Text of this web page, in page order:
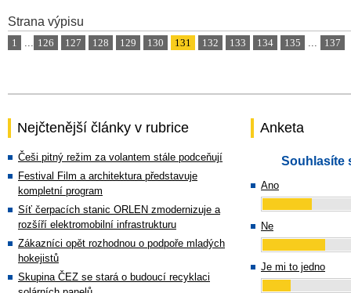
Strana výpisu
1 ... 126 127 128 129 130 131 132 133 134 135 ... 137
Nejčtenější články v rubrice
Češi pitný režim za volantem stále podceňují
Festival Film a architektura představuje
kompletní program
Síť čerpacích stanic ORLEN zmodernizuje a
rozšíří elektromobilní infrastrukturu
Zákazníci opět rozhodnou o podpoře mladých
hokejistů
Skupina ČEZ se stará o budoucí recyklaci
Anketa
Souhlasíte
Ano
Ne
Je mi to jedno